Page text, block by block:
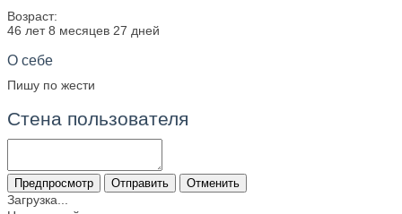
Возраст:
46 лет 8 месяцев 27 дней
О себе
Пишу по жести
Стена пользователя
Загрузка...